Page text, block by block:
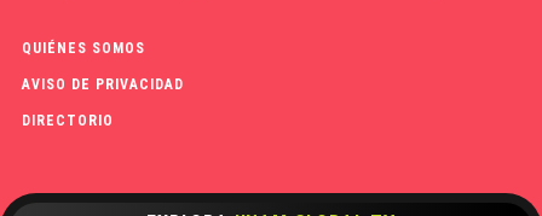
QUIÉNES SOMOS
AVISO DE PRIVACIDAD
DIRECTORIO